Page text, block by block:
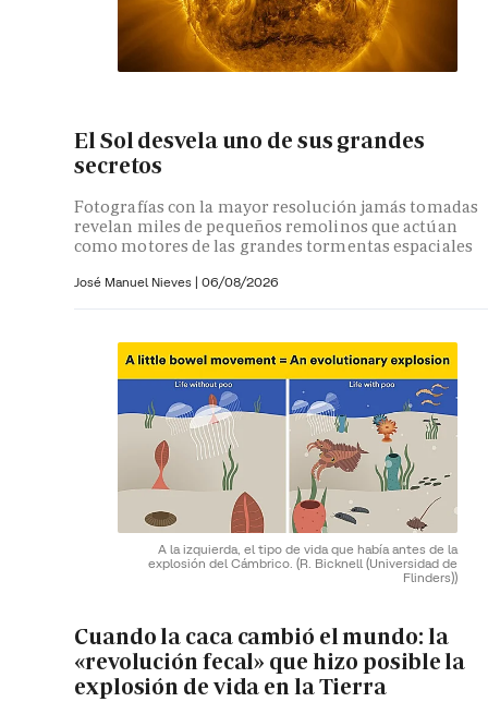
El Sol desvela uno de sus grandes
secretos
Fotografías con la mayor resolución jamás tomadas
revelan miles de pequeños remolinos que actúan
como motores de las grandes tormentas espaciales
José Manuel Nieves | 06/08/2026
A la izquierda, el tipo de vida que había antes de la
explosión del Cámbrico. (R. Bicknell (Universidad de
Flinders))
Cuando la caca cambió el mundo: la
«revolución fecal» que hizo posible la
explosión de vida en la Tierra